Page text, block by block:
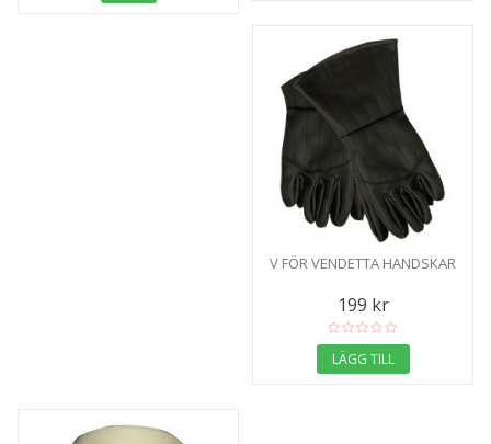
V FÖR VENDETTA HANDSKAR
199 kr
LÄGG TILL